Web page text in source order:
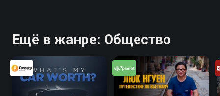
Ещё в жанре: Общество